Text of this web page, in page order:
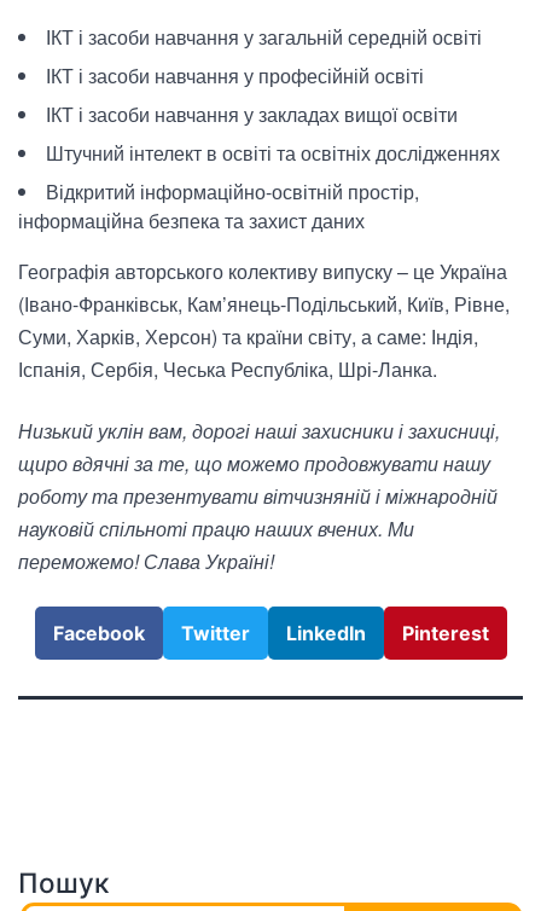
ІКТ і засоби навчання у загальній середній освіті
ІКТ і засоби навчання у професійній освіті
ІКТ і засоби навчання у закладах вищої освіти
Штучний інтелект в освіті та освітніх дослідженнях
Відкритий інформаційно-освітній простір,
інформаційна безпека та захист даних
Географія авторського колективу випуску – це Україна
(Івано-Франківськ, Кам’янець-Подільський, Київ, Рівне,
Суми, Харків, Херсон) та країни світу, а саме: Індія,
Іспанія, Сербія, Чеська Республіка, Шрі-Ланка.
Низький уклін вам, дорогі наші захисники і захисниці,
щиро вдячні за те, що можемо продовжувати нашу
роботу та презентувати вітчизняній і міжнародній
науковій спільноті працю наших вчених. Ми
переможемо! Слава Україні!
Facebook Twitter LinkedIn Pinterest
Пошук